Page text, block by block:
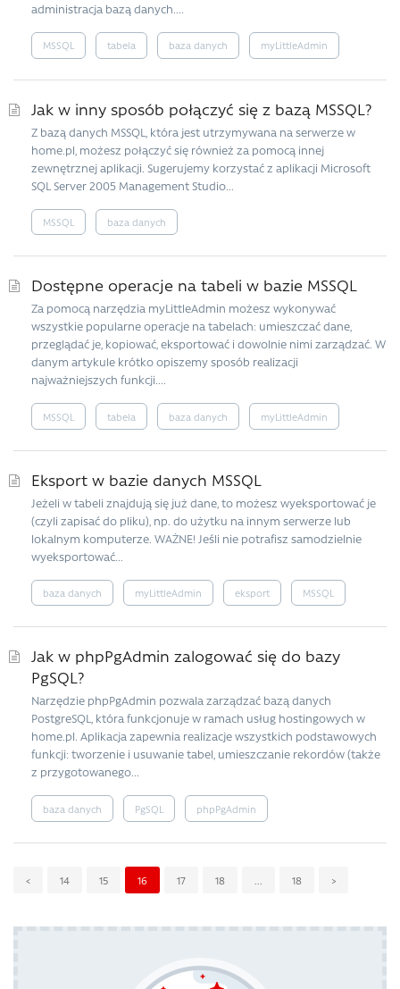
administracja bazą danych....
MSSQL tabela baza danych myLittleAdmin
Jak w inny sposób połączyć się z bazą MSSQL?
Z bazą danych MSSQL, która jest utrzymywana na serwerze w
home.pl, możesz połączyć się również za pomocą innej
zewnętrznej aplikacji. Sugerujemy korzystać z aplikacji Microsoft
SQL Server 2005 Management Studio...
MSSQL baza danych
Dostępne operacje na tabeli w bazie MSSQL
Za pomocą narzędzia myLittleAdmin możesz wykonywać
wszystkie popularne operacje na tabelach: umieszczać dane,
przeglądać je, kopiować, eksportować i dowolnie nimi zarządzać. W
danym artykule krótko opiszemy sposób realizacji
najważniejszych funkcji....
MSSQL tabela baza danych myLittleAdmin
Eksport w bazie danych MSSQL
Jeżeli w tabeli znajdują się już dane, to możesz wyeksportować je
(czyli zapisać do pliku), np. do użytku na innym serwerze lub
lokalnym komputerze. WAŻNE! Jeśli nie potrafisz samodzielnie
wyeksportować...
baza danych myLittleAdmin eksport MSSQL
Jak w phpPgAdmin zalogować się do bazy
PgSQL?
Narzędzie phpPgAdmin pozwala zarządzać bazą danych
PostgreSQL, która funkcjonuje w ramach usług hostingowych w
home.pl. Aplikacja zapewnia realizacje wszystkich podstawowych
funkcji: tworzenie i usuwanie tabel, umieszczanie rekordów (także
z przygotowanego...
baza danych PgSQL phpPgAdmin
< 14 15 16 17 18 18 >